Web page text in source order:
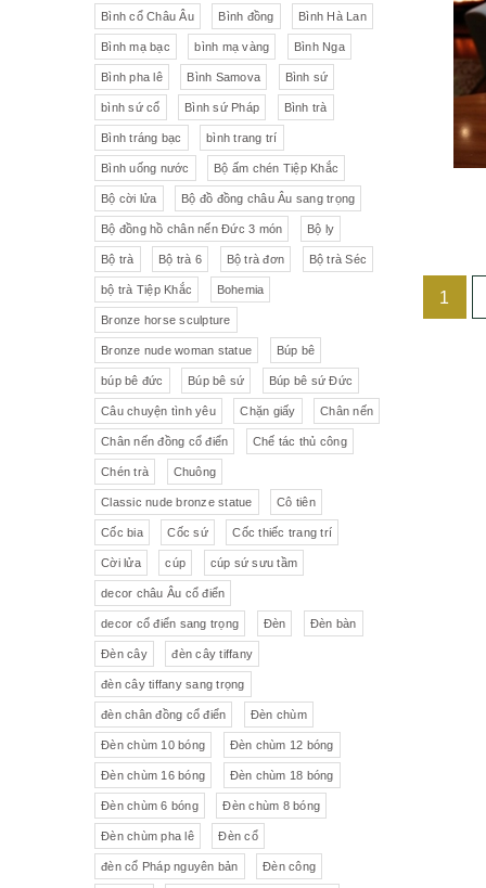
1
Đồ trang trí khác Đèn
Đồ sứ khác Tranh sơn dầu
Đồ sứ nhỏ Đôn bình
Âu sứ có nắp Gạt tàn
Ly pha lê Liễn cổ
Đồ sứ hồng Đồ sứ
Liễn sứ Đồng hồ quả lê
Đồng hồ Đèn chùm
Đèn chùm pha lê Tiệp
Đồng hồ để bàn Đồ nội thất
Pha lê màu đắp hoa nổi
Pha lê Đĩa trang trí
Sứ hồng
Ấm chén sứ Tiệp Bộ trà
Sữa
Tượng đồng Thảm
Độc bình Đồ đồng
Tượng sứ Đồ trang trí nhỏ
Rượu Cognac
Liên Xô
Cộng hòa Séc- chợ đồ cổ Praha
pha lê Tiệp Đồ sứ Tiệp
Sứ Đức Italia, Germany
VebR- Đức Royal Schwabap
H&C - Séc Bohemia
Đức
Bavaria Nutrilon
Fonderie Bords de Seine
Chế tác thủ công Hennessy
Johnie Walker Pháp
L'art Bronze Qualité France
Karlovy Vary
Bình cổ Châu Âu Bình đồng Bình Hà Lan
Bình mạ bạc bình mạ vàng Bình Nga
Bình pha lê Bình Samova Bình sứ
bình sứ cổ Bình sứ Pháp Bình trà
Bình tráng bạc bình trang trí
Bình uống nước Bộ ấm chén Tiệp Khắc
Bộ cời lửa Bộ đồ đồng châu Âu sang trọng
Bộ đồng hồ chân nến Đức 3 món Bộ ly
Bộ trà Bộ trà 6 Bộ trà đơn Bộ trà Séc
bộ trà Tiệp Khắc Bohemia
Bronze horse sculpture
Bronze nude woman statue Búp bê
búp bê đức Búp bê sứ Búp bê sứ Đức
Câu chuyện tình yêu Chặn giấy Chân nến
Chân nến đồng cổ điển Chế tác thủ công
Chén trà Chuông
Classic nude bronze statue Cô tiên
Cốc bia Cốc sứ Cốc thiếc trang trí
Cời lửa cúp cúp sứ sưu tầm
decor châu Âu cổ điển
decor cổ điển sang trọng Đèn Đèn bàn
Đèn cây đèn cây tiffany
đèn cây tiffany sang trọng
đèn chân đồng cổ điển Đèn chùm
Đèn chùm 10 bóng Đèn chùm 12 bóng
Đèn chùm 16 bóng Đèn chùm 18 bóng
Đèn chùm 6 bóng Đèn chùm 8 bóng
Đèn chùm pha lê Đèn cổ
đèn cổ Pháp nguyên bản Đèn công